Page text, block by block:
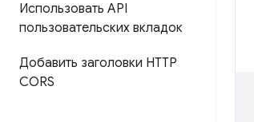
Использовать API
пользовательских вкладок
Добавить заголовки HTTP
CORS